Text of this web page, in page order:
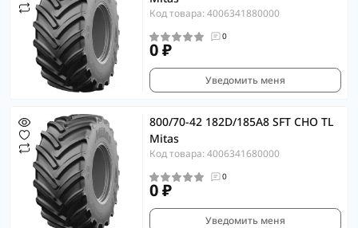
Код товара: 4006341880000
0
0 ₽
Уведомить меня
800/70-42 182D/185A8 SFT CHO TL
Mitas
Код товара: 4006341680000
0
0 ₽
Уведомить меня